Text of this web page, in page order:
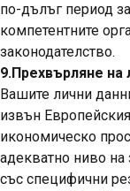
по-дълъг период
компетентните
законодателство.
9.Прехвърляне
Вашите лични
извън
икономическо
адекватно ниво на
със специфични